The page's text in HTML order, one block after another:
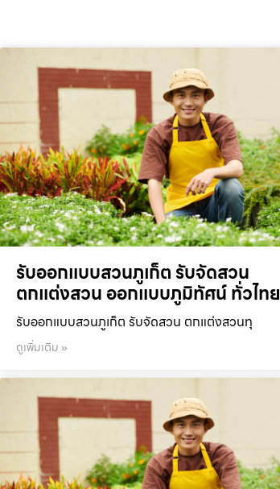
รับออกแบบสวนภูเก็ต รับจัดสวน
ตกแต่งสวน ออกแบบภูมิทัศน์ ทั่วไทย
รับออกแบบสวนภูเก็ต รับจัดสวน ตกแต่งสวนทุ
ดูเพิ่มเติม »